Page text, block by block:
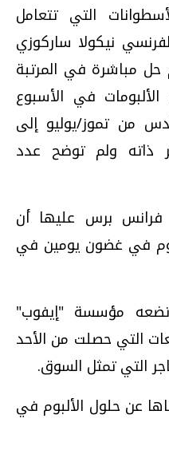
التي تتعامل
نيكولا ساركوزي
حل مباشرة في المرتبة
في الأسبوع
من تموز/يوليو إلى
الشهر ذاته ولم توضح عدد
فرانس برس عليها أن
في غضون يومين في
تضعه مؤسسة "إيفوب"
التي حصلت من الأحد
التي تمثل السوق.
عن حلول الألبوم في